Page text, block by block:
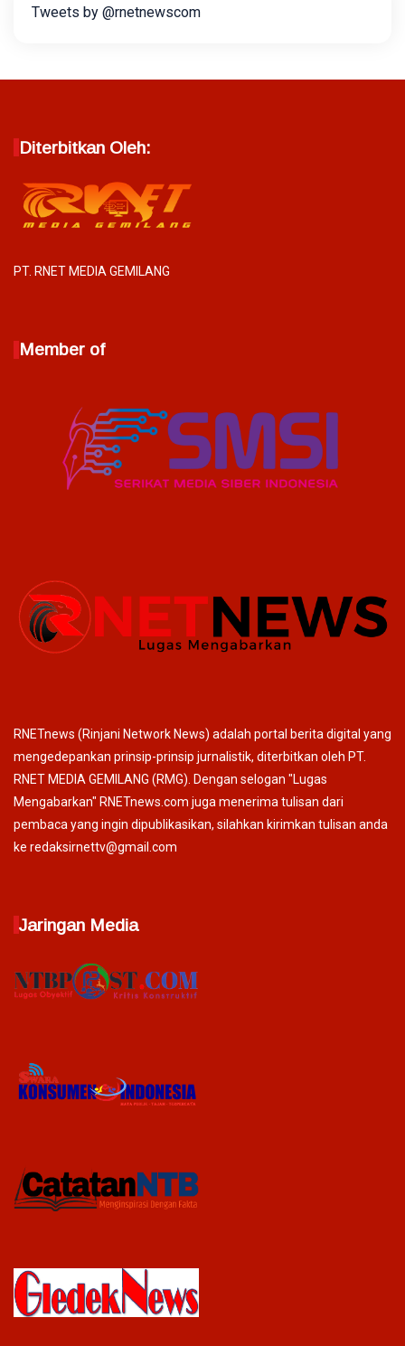
Tweets by @rnetnewscom
Diterbitkan Oleh:
PT. RNET MEDIA GEMILANG
Member of
RNETnews (Rinjani Network News) adalah portal berita digital yang
mengedepankan prinsip-prinsip jurnalistik, diterbitkan oleh PT.
RNET MEDIA GEMILANG (RMG). Dengan selogan "Lugas
Mengabarkan" RNETnews.com juga menerima tulisan dari
pembaca yang ingin dipublikasikan, silahkan kirimkan tulisan anda
ke redaksirnettv@gmail.com
Jaringan Media